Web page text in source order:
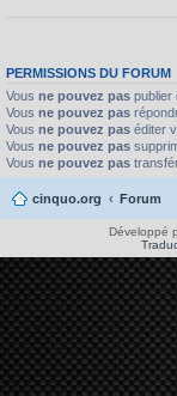
PERMISSIONS DU FORUM
Vous ne pouvez pas publier
Vous ne pouvez pas
Vous ne pouvez pas éditer
Vous ne pouvez pas
Vous ne pouvez pas
cinquo.org Forum
Développé